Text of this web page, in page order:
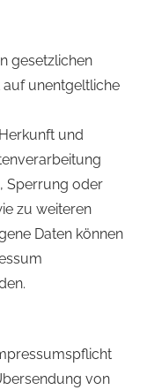
gesetzlichen
auf unentgeltliche
und
Sperrung oder
zu weiteren
Daten können
von